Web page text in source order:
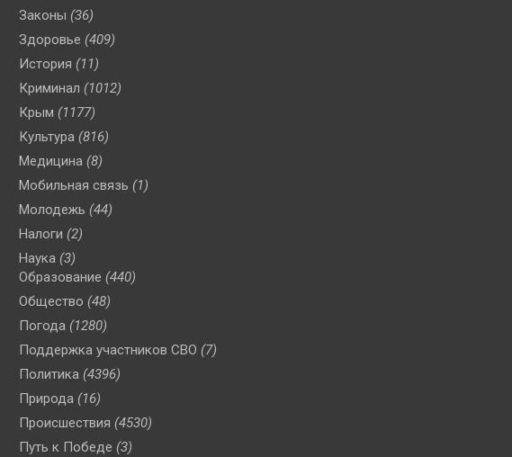
Законы (36)
Здоровье (409)
История (11)
Криминал (1012)
Крым (1177)
Культура (816)
Медицина (8)
Мобильная связь (1)
Молодежь (44)
Налоги (2)
Наука (3)
Образование (440)
Общество (48)
Погода (1280)
Поддержка участников СВО (7)
Политика (4396)
Природа (16)
Происшествия (4530)
Путь к Победе (3)